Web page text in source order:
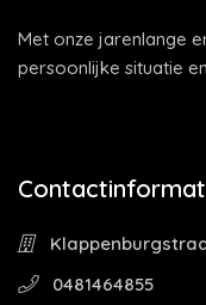
Met onze jarenlange
persoonlijke situatie
0481464855